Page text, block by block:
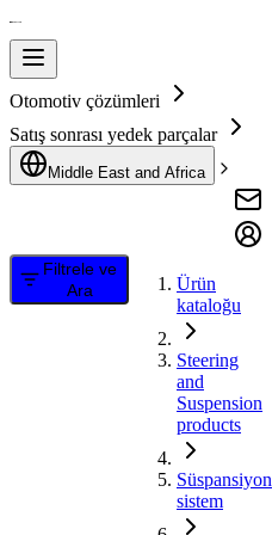
Otomotiv çözümleri
Satış sonrası yedek parçalar
Middle East and Africa
Filtrele ve
Ara
Ürün
kataloğu
Steering
and
Suspension
products
Süspansiyon
sistem